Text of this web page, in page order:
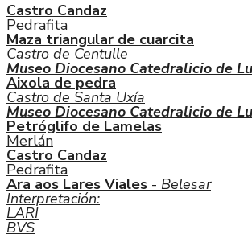
Castro Candaz
Pedrafita
Maza triangular de cuarcita
Castro de Centulle
Museo Diocesano Catedralicio de
Aixola de pedra
Castro de Santa Uxía
Museo Diocesano Catedralicio de
Petróglifo de Lamelas
Merlán
Castro Candaz
Pedrafita
Ara aos Lares Viales - Belesar
Interpretación:
LARI
BVS